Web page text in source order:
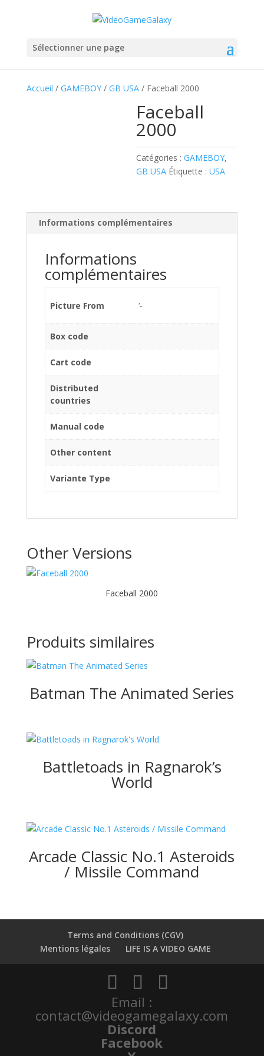
Sélectionner une page
Accueil / GAMEBOY/ GB USA/ Faceball 2000
Faceball
2000
Catégories :GAMEBOY,
GB USA Étiquette :USA
Informations complémentaires
Informations
complémentaires
Picture From '-
Box code
Cart code
Distributed
countries
Manual code
Other content
Variante Type
Other Versions
Faceball 2000
Produits similaires
Batman The Animated Series
Battletoads in Ragnarok’s
World
Arcade Classic No.1 Asteroids
/ Missile Command
Terms and Conditions (CGV)
Mentions légales
LIFE IS A VIDEO GAME
Email :
contact@videogamegalaxy.com
Discord
Facebook